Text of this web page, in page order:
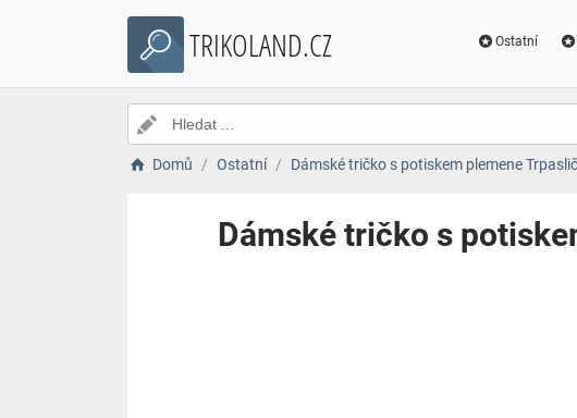
TRIKOLAND.CZ Ostatní
Domů Ostatní Dámské tričko s potiskem plemene
Dámské tričko s